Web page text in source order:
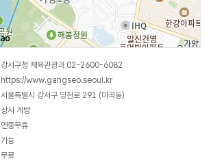
강서구청 체육관광과 02-2600-6082
https://www.gangseo.seoul.kr
서울특별시 강서구 양천로 291 (마곡동)
상시 개방
연중무휴
가능
무료